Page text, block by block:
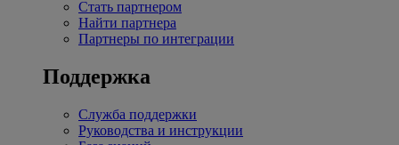
Стать партнером
Найти партнера
Партнеры по интеграции
Поддержка
Служба поддержки
Руководства и инструкции